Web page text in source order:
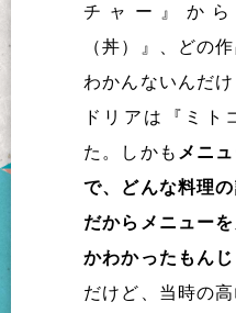
チャー』か
（丼）』、どの
わかんないんだ
ドリアは『ミト
た。しかも メニ
で、どんな料理の
だからメニュー
かわかったもん
だけど、当時の